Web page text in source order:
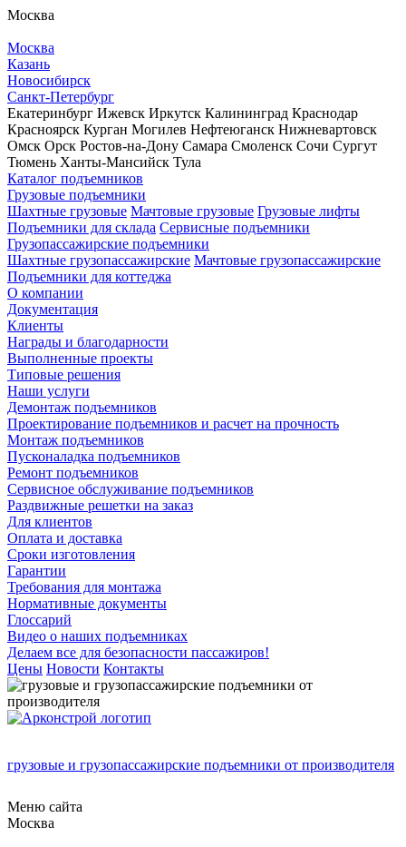
Москва
Москва
Казань
Новосибирск
Санкт-Петербург
Екатеринбург Ижевск Иркутск Калининград Краснодар
Красноярск Курган Могилев Нефтеюганск Нижневартовск
Омск Орск Ростов-на-Дону Самара Смоленск Сочи Сургут
Тюмень Ханты-Мансийск Тула
Каталог подъемников
Грузовые подъемники
Шахтные грузовые Мачтовые грузовые Грузовые лифты
Подъемники для склада Сервисные подъемники
Грузопассажирские подъемники
Шахтные грузопассажирские Мачтовые грузопассажирские
Подъемники для коттеджа
О компании
Документация
Клиенты
Награды и благодарности
Выполненные проекты
Типовые решения
Наши услуги
Демонтаж подъемников
Проектирование подъемников и расчет на прочность
Монтаж подъемников
Пусконаладка подъемников
Ремонт подъемников
Сервисное обслуживание подъемников
Раздвижные решетки на заказ
Для клиентов
Оплата и доставка
Сроки изготовления
Гарантии
Требования для монтажа
Нормативные документы
Глоссарий
Видео о наших подъемниках
Делаем все для безопасности пассажиров!
Цены Новости Контакты
грузовые и грузопассажирские подъемники от производителя
Меню сайта
Москва